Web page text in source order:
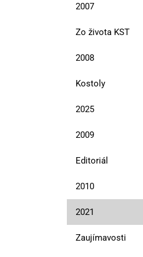
2007
Zo života KST
2008
Kostoly
2025
2009
Editoriál
2010
2021
Zaujímavosti